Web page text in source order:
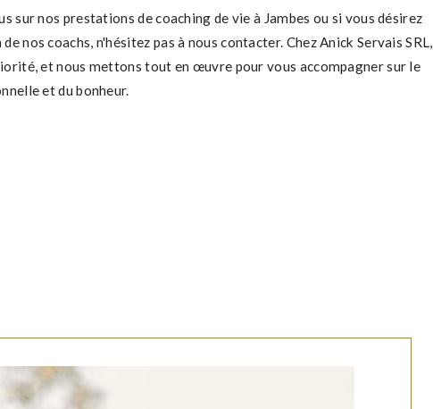
sur nos prestations de coaching de vie à Jambes ou si vous désirez
nos coachs, n'hésitez pas à nous contacter. Chez Anick Servais SRL,
et nous mettons tout en œuvre pour vous accompagner sur le
et du bonheur.